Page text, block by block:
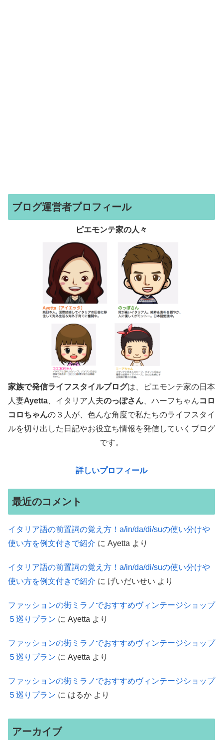
ブログ運営者プロフィール
ピエモンテ家の人々
家族で発信ライフスタイルブログは、ピエモンテ家の日本
人妻Ayetta 、イタリア人夫のっぽさん 、ハーフちゃんコロ
コロちゃんの３人が、色んな角度で私たちのライフスタイ
ルを切り出した日記やお役立ち情報を発信していくブログ
です。
詳しいプロフィール
最近のコメント
イタリア語の前置詞の覚え方！a/in/da/di/suの使い分けや
使い方を例文付きで紹介 に Ayetta より
イタリア語の前置詞の覚え方！a/in/da/di/suの使い分けや
使い方を例文付きで紹介 に げいだいせい より
ファッションの街ミラノでおすすめヴィンテージショップ
５巡りプラン に Ayetta より
ファッションの街ミラノでおすすめヴィンテージショップ
５巡りプラン に Ayetta より
ファッションの街ミラノでおすすめヴィンテージショップ
５巡りプラン に はるか より
アーカイブ